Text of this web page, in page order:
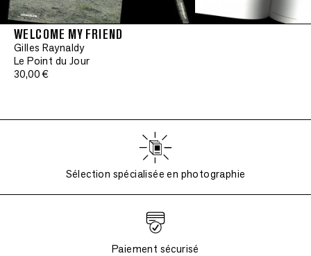
WELCOME MY FRIEND
Gilles Raynaldy
Le Point du Jour
30,00 €
Sélection spécialisée en photographie
Paiement sécurisé